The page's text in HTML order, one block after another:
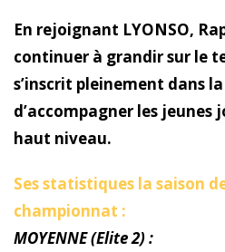
En rejoignant LYONSO,
continuer à grandir sur le
s’inscrit pleinement dans
d’accompagner les jeunes
haut niveau.
Ses statistiques la saison
championnat :
MOYENNE (Elite 2) :